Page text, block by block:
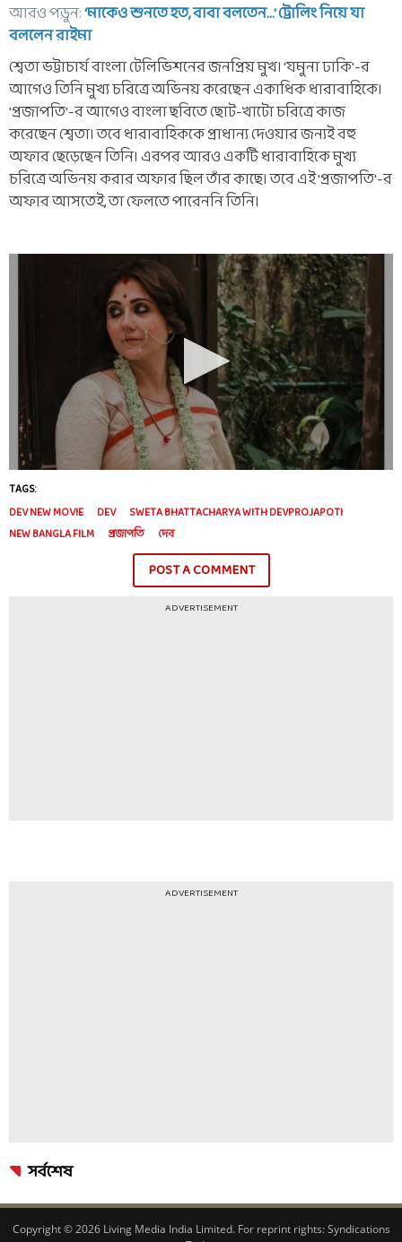
আরও পড়ুন:'মাকেও শুনতে হত, বাবা বলতেন...' ট্রোলিং নিয়ে যা
বললেন রাইমা
শ্বেতা ভট্টাচার্য বাংলা টেলিভিশনের জনপ্রিয় মুখ। 'যমুনা ঢাকি'-র
আগেও তিনি মুখ্য চরিত্রে অভিনয় করেছেন একাধিক ধারাবাহিকে।
'প্রজাপতি'-র আগেও বাংলা ছবিতে ছোট-খাটো চরিত্রে কাজ
করেছেন শ্বেতা। তবে ধারাবাহিককে প্রাধান্য দেওয়ার জন্যই বহু
অফার ছেড়েছেন তিনি। এরপর আরও একটি ধারাবাহিকে মুখ্য
চরিত্রে অভিনয় করার অফার ছিল তাঁর কাছে। তবে এই 'প্রজাপতি'-র
অফার আসতেই, তা ফেলতে পারেননি তিনি।
TAGS:
DEV NEW MOVIE
DEV
SWETA BHATTACHARYA WITH DEVPROJAPOTI
NEW BANGLA FILM
প্রজাপতি দেব
POST A COMMENT
ADVERTISEMENT
ADVERTISEMENT
সর্বশেষ
Copyright © 2026 Living Media India Limited. For reprint rights:Syndications